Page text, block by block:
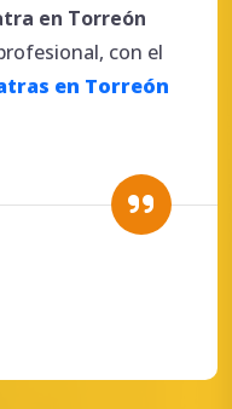
en Torreón
con el
en Torreón